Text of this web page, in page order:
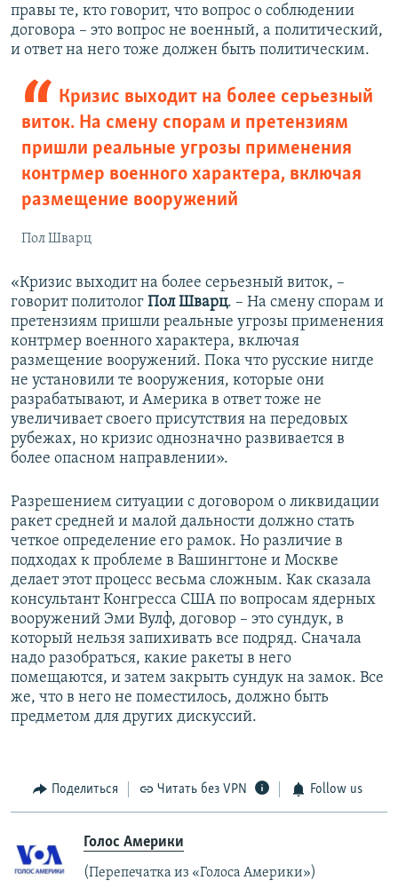
правы те, кто говорит, что вопрос о соблюдении
договора – это вопрос не военный, а политический,
и ответ на него тоже должен быть политическим.
Кризис выходит на более серьезный
виток. На смену спорам и претензиям
пришли реальные угрозы применения
контрмер военного характера, включая
размещение вооружений
Пол Шварц
«Кризис выходит на более серьезный виток, –
говорит политолог Пол Шварц. – На смену спорам и
претензиям пришли реальные угрозы применения
контрмер военного характера, включая
размещение вооружений. Пока что русские нигде
не установили те вооружения, которые они
разрабатывают, и Америка в ответ тоже не
увеличивает своего присутствия на передовых
рубежах, но кризис однозначно развивается в
более опасном направлении».
Разрешением ситуации с договором о ликвидации
ракет средней и малой дальности должно стать
четкое определение его рамок. Но различие в
подходах к проблеме в Вашингтоне и Москве
делает этот процесс весьма сложным. Как сказала
консультант Конгресса США по вопросам ядерных
вооружений Эми Вулф, договор – это сундук, в
который нельзя запихивать все подряд. Сначала
надо разобраться, какие ракеты в него
помещаются, и затем закрыть сундук на замок. Все
же, что в него не поместилось, должно быть
предметом для других дискуссий.
Поделиться Читать без VPN Follow us
Голос Америки
(Перепечатка из «Голоса Америки»)